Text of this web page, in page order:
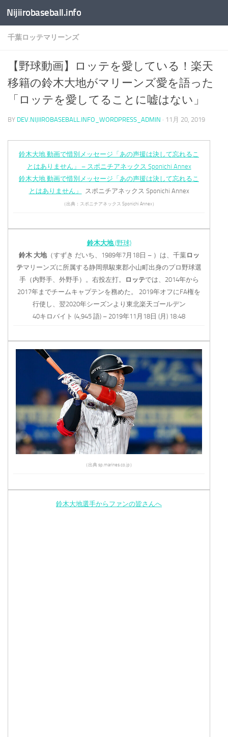
コンテンツへスキップ
Nijiirobaseball.info
千葉ロッテマリーンズ
【野球動画】ロッテを愛している！楽天
移籍の鈴木大地がマリーンズ愛を語った
「ロッテを愛してることに嘘はない」
BY DEV.NIJIIROBASEBALL.INFO_WORDPRESS_ADMIN · 11月 20, 2019
鈴木大地 動画で惜別メッセージ「あの声援は決して忘れるこ
とはありません」 – スポニチアネックス Sponichi Annex
鈴木大地 動画で惜別メッセージ「あの声援は決して忘れるこ
とはありません」
スポニチアネックス Sponichi Annex
（出典：スポニチアネックス Sponichi Annex）
鈴木大地(野球)
鈴木 大地（すずき だいち、1989年7月18日 – ）は、千葉ロッ
テマリーンズに所属する静岡県駿東郡小山町出身のプロ野球選
手（内野手、外野手）。右投左打。
ロッテでは、2014年から
2017年までチームキャプテンを務めた。 2019年オフにFA権を
行使し、翌2020年シーズンより東北楽天ゴールデン
40キロバイト (4,945 語) – 2019年11月18日 (月) 18:48
（出典 sp.marines.co.jp）
鈴木大地選手からファンの皆さんへ